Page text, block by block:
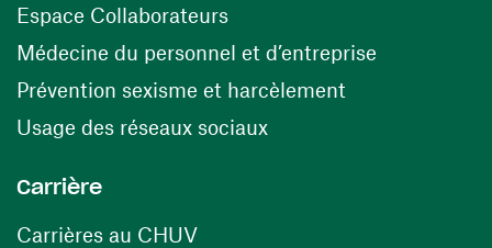
Espace Collaborateurs(ouvre une nouvelle fenêtre)
Médecine du personnel et d’entreprise
Prévention sexisme et harcèlement
Usage des réseaux sociaux(ouvre une nouvelle
Carrière
Carrières au CHUV(ouvre une nouvelle fenêtre)